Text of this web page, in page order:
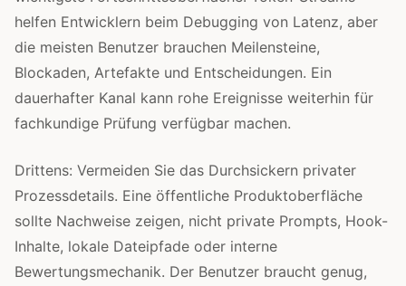
helfen Entwicklern beim Debugging von Latenz, aber
die meisten Benutzer brauchen Meilensteine,
Blockaden, Artefakte und Entscheidungen. Ein
dauerhafter Kanal kann rohe Ereignisse weiterhin für
fachkundige Prüfung verfügbar machen.
Drittens: Vermeiden Sie das Durchsickern privater
Prozessdetails. Eine öffentliche Produktoberfläche
sollte Nachweise zeigen, nicht private Prompts, Hook-
Inhalte, lokale Dateipfade oder interne
Bewertungsmechanik. Der Benutzer braucht genug,